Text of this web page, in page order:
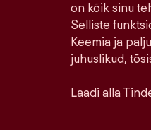
on kõik sinu
Selliste
Keemia ja
juhuslikud,
Laadi alla